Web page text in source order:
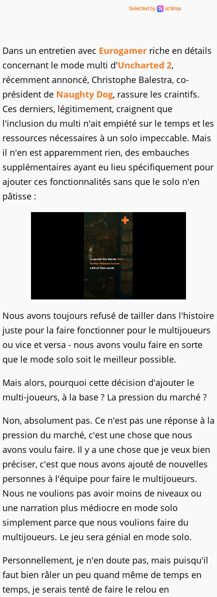
Dans un entretien avec Eurogamer riche en détails
concernant le mode multi d'Uncharted 2,
récemment annoncé, Christophe Balestra, co-
président de Naughty Dog, rassure les craintifs.
Ces derniers, légitimement, craignent que
l'inclusion du multi n'ait empiété sur le temps et les
ressources nécessaires à un solo impeccable. Mais
il n'en est apparemment rien, des embauches
supplémentaires ayant eu lieu spécifiquement pour
ajouter ces fonctionnalités sans que le solo n'en
pâtisse :
Nous avons toujours refusé de tailler dans l'histoire
juste pour la faire fonctionner pour le multijoueurs
ou vice et versa - nous avons voulu faire en sorte
que le mode solo soit le meilleur possible.
Mais alors, pourquoi cette décision d'ajouter le
multi-joueurs, à la base ? La pression du marché ?
Non, absolument pas. Ce n'est pas une réponse à la
pression du marché, c'est une chose que nous
avons voulu faire. Il y a une chose que je veux bien
préciser, c'est que nous avons ajouté de nouvelles
personnes à l'équipe pour faire le multijoueurs.
Nous ne voulions pas avoir moins de niveaux ou
une narration plus médiocre en mode solo
simplement parce que nous voulions faire du
multijoueurs. Le jeu sera génial en mode solo.
Personnellement, je n'en doute pas, mais puisqu'il
faut bien râler un peu quand même de temps en
temps, je serais tenté de faire le relou en